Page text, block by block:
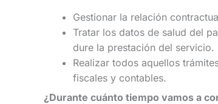
Gestionar la relación
Tratar los datos de salud del
dure la prestación del servicio.
Realizar todos aquellos
fiscales y contables.
¿Durante cuánto tiempo vamos a